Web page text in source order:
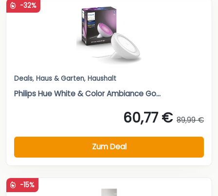
-32%
Deals, Haus & Garten, Haushalt
Philips Hue White & Color Ambiance Go...
60,77 € 89,99 €
Zum Deal
-15%